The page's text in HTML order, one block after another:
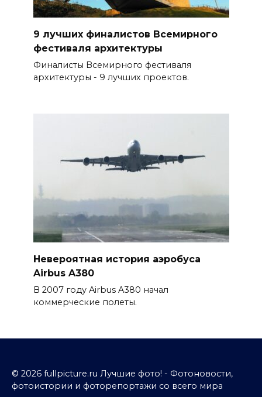
9 лучших финалистов Всемирного
фестиваля архитектуры
Финалисты Всемирного фестиваля
архитектуры - 9 лучших проектов.
Невероятная история аэробуса
Airbus A380
В 2007 году Airbus A380 начал
коммерческие полеты.
© 2026 fullpicture.ru Лучшие фото! - Фотоновости,
фотоистории и фоторепортажи со всего мира